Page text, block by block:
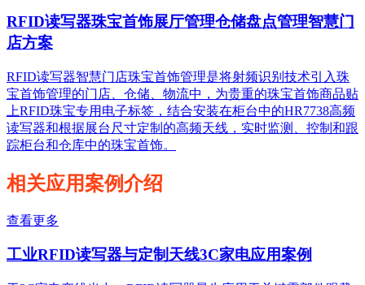
RFID读写器珠宝首饰展厅管理仓储盘点管理智慧门
店方案
RFID读写器智慧门店珠宝首饰管理是将射频识别技术引入珠
宝首饰管理的门店、仓储、物流中，为贵重的珠宝首饰商品贴
上RFID珠宝专用电子标签，结合安装在柜台中的HR7738高频
读写器和根据展台尺寸定制的高频天线，实时监测、控制和跟
踪柜台和仓库中的珠宝首饰。
相关应用案例介绍
查看更多
工业RFID读写器与定制天线3C家电应用案例